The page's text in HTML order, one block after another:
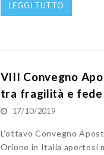
LEGGI TUTTO
VIII Convegno
tra fragilità e fede
17/10/2019
L’ottavo Convegno
Orione in Italia apertosi